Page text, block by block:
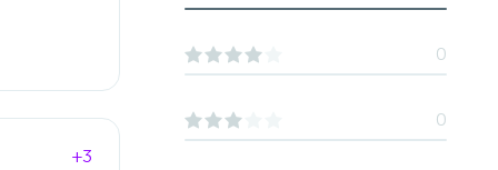
+3
0
0